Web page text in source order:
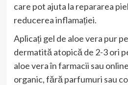
care pot ajuta la repararea
reducerea inflamației.
Aplicați gel de aloe vera pur
dermatită atopică de 2-3 ori
aloe vera în farmacii sau
organic, fără parfumuri sau